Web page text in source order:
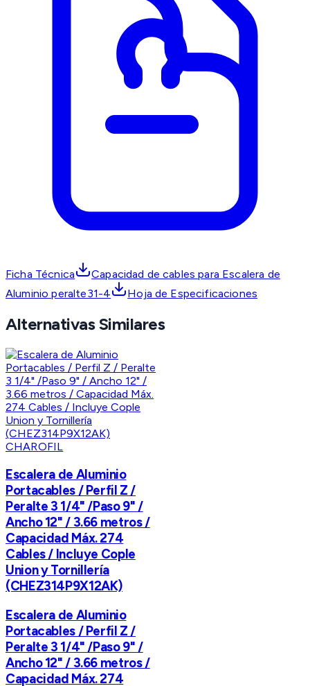
Ficha Técnica
Capacidad de cables para Escalera de
Aluminio peralte31-4
Hoja de Especificaciones
Alternativas Similares
CHAROFIL
Escalera de Aluminio
Portacables / Perfil Z /
Peralte 3 1/4" /Paso 9" /
Ancho 12" / 3.66 metros /
Capacidad Máx. 274
Cables / Incluye Cople
Union y Tornillería
(CHEZ314P9X12AK)
Escalera de Aluminio
Portacables / Perfil Z /
Peralte 3 1/4" /Paso 9" /
Ancho 12" / 3.66 metros /
Capacidad Máx. 274